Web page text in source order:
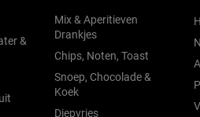
&
Mix & Aperitieven
Drankjes
Chips, Noten, Toast
Snoep, Chocolade &
Koek
Diepvries